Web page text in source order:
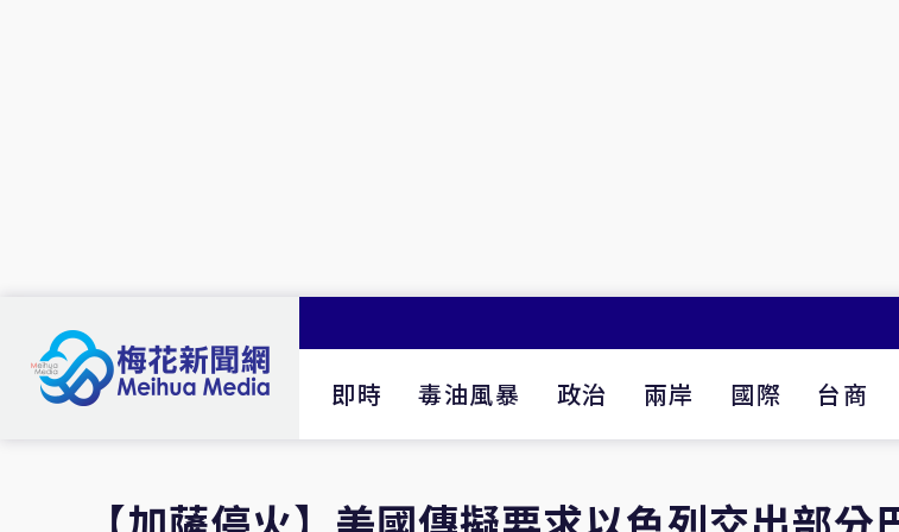
即時 毒油風暴 政治 兩岸 國際 台商